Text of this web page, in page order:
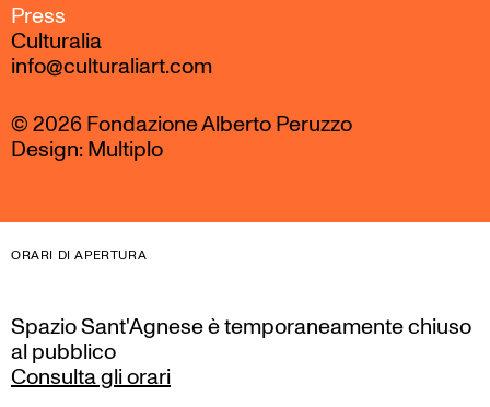
Press
Culturalia
info@culturaliart.com
© 2026 Fondazione Alberto Peruzzo
Design:Multiplo
ORARI DI APERTURA
Spazio Sant'Agnese è temporaneamente chiuso
al pubblico
Consulta gli orari